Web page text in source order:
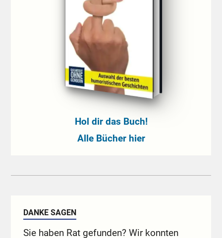
Hol dir das Buch!
Alle Bücher hier
DANKE SAGEN
Sie haben Rat gefunden? Wir konnten